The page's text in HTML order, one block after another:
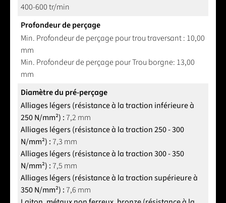
400-600 tr/min
Profondeur de perçage
Min. Profondeur de perçage pour trou traversant : 10,00
mm
Min. Profondeur de perçage pour Trou borgne: 13,00
mm
Diamètre du pré-perçage
Alliages légers (résistance à la traction inférieure à
250 N/mm²) :7,2 mm
Alliages légers (résistance à la traction 250 - 300
N/mm²) :7,3 mm
Alliages légers (résistance à la traction 300 - 350
N/mm²) :7,5 mm
Alliages légers (résistance à la traction supérieure à
350 N/mm²) :7,6 mm